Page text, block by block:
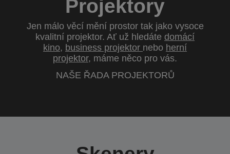
Projektory
Jen málo věcí mění prostor tak jako vysoce
kvalitní projektor. Ať už hledáte domácí
kino, business projektor nebo herní
projektor, máme něco pro vás.
NAŠE ŘADA PROJEKTORŮ